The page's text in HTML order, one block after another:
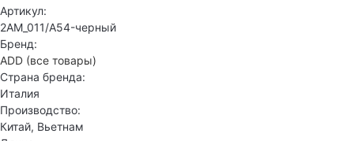
Артикул:
2AM_011/A54-черный
Бренд:
ADD (все товары)
Страна бренда:
Италия
Производство:
Китай, Вьетнам